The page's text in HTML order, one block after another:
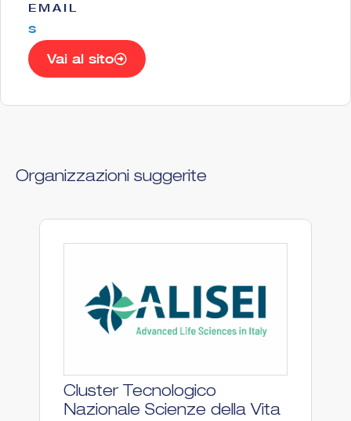
EMAIL
s
Vai al sito
Organizzazioni suggerite
Cluster Tecnologico
Nazionale Scienze della Vita